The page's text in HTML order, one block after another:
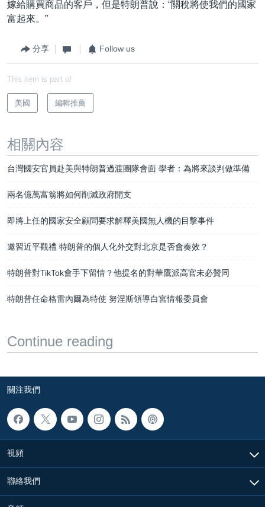
嫁給購買商品的客戶，但是特朗普說：“關稅將使我們的國家
富起來。”
分享 Follow us
This item is part of
美國 編輯推薦
相關內容
台灣國安官員赴美與特朗普過渡團隊會面 學者：為將來談判做準備
兩名億萬富翁將如何削減政府開支
即將上任的國家安全顧問要求解釋美國無人機的目擊事件
邀習近平觀禮 特朗普的個人化外交對北京是否會奏效？
特朗普對TikTok會手下留情？他提名的對華鷹派高官未必贊同
特朗普任命格雷內爾為特使 努涅斯領導白宮情報委員會
Continue reading
關注我們
視頻
聯絡我們